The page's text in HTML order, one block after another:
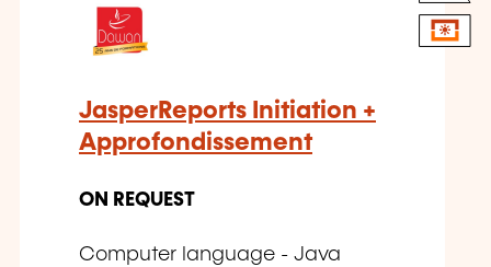
JasperReports Initiation +
Approfondissement
ON REQUEST
Computer language - Java